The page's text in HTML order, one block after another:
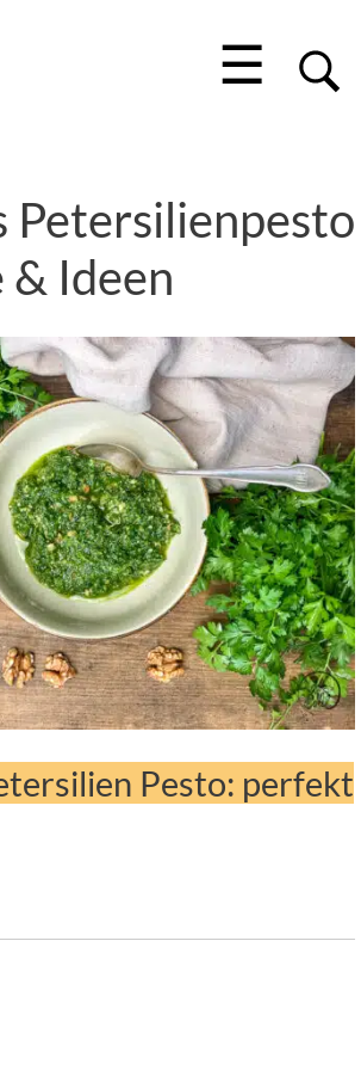
☰
Petersilienpesto
& Ideen
Pesto: perfekt